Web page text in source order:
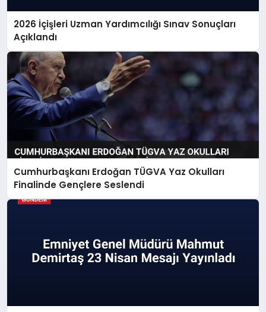
2026 İçişleri Uzman Yardımcılığı Sınav Sonuçları
Açıklandı
Cumhurbaşkanı Erdoğan TÜGVA Yaz Okulları
Finalinde Gençlere Seslendi